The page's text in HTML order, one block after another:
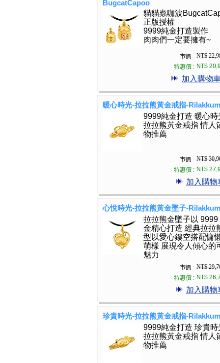
BugcatCapoo
貓貓蟲咖波
正版授權
9999純金打造製作
肉肉們一定要擁有~
市價 : NT$
特惠價 : NT$
加入購物
暖心時光-拉拉熊黃金戒指-
9999純金打造 暖心時
拉拉熊黃金戒指 情人
物推薦
市價 : NT$
特惠價 : NT$
加入購物
心悅時光-拉拉熊黃金墜子-
拉拉熊金墜子以 9999
金精心打造 經典拉拉
型以愛心鏤空搭配慵
萌樣 展現令人傾心的
魅力
市價 : NT$
特惠價 : NT$
加入購物
珍貴時光-拉拉熊黃金戒指-
9999純金打造 珍貴時
拉拉熊黃金戒指 情人
物推薦